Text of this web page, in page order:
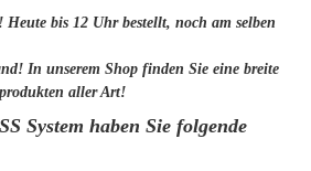
Heute bis 12 Uhr bestellt, noch am selben
In unserem Shop finden Sie eine breite
aller Art!
System haben Sie folgende